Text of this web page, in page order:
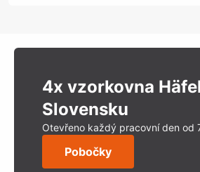
4x vzorkovna
Slovensku
Otevřeno každý pracovní den od
Pobočky